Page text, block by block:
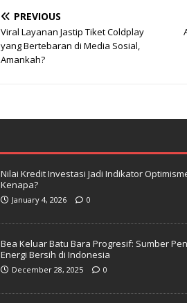
PREVIOUS
Viral Layanan Jastip Tiket Coldplay
yang Bertebaran di Media Sosial,
Amankah?
Nilai Kredit Investasi Jadi Indikator
Kenapa?
January 4, 2026 0
Bea Keluar Batu Bara Progresif: Sumber
Energi Bersih di Indonesia
December 28, 2025 0